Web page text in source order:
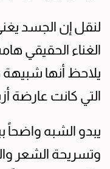
لنقل إن الجسد
الغناء الحقيقي
يلاحظ أنها شبيهة
التي كانت عارضة
يبدو الشبه واضحاً
وتسريحة الشعر